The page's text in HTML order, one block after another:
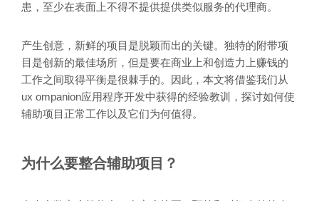
患，至少在表面上不得不提供提供类似服务的代理商。
产生创意，新鲜的项目是脱颖而出的关键。独特的附带项
目是创新的最佳场所，但是要在商业上和创造力上赚钱的
工作之间取得平衡是很棘手的。因此，本文将借鉴我们从
ux ompanion应用程序开发中获得的经验教训，探讨如何使
辅助项目正常工作以及它们为何值得。
为什么要整合辅助项目？